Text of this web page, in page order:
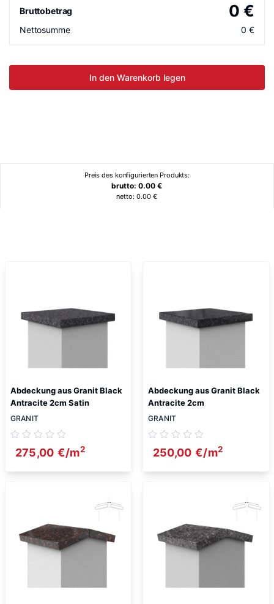
Bruttobetrag 0 €
Nettosumme 0 €
In den Warenkorb legen
Preis des konfigurierten Produkts:
brutto:0.00 €
netto:0.00 €
Abdeckung aus Granit Black
Antracite 2cm Satin
GRANIT
275,00 €/m2
Abdeckung aus Granit Black
Antracite 2cm
GRANIT
250,00 €/m2